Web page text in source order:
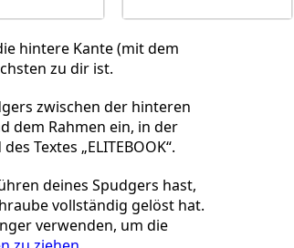
hintere Kante (mit dem
zu dir ist.
zwischen der hinteren
dem Rahmen ein, in der
Textes „ELITEBOOK“.
deines Spudgers hast,
vollständig gelöst hat.
verwenden, um die